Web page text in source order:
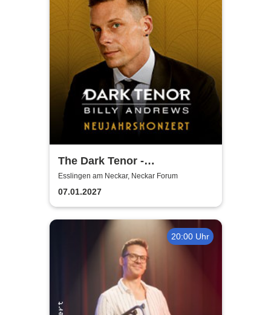
The Dark Tenor -
Neujahrskonzerte
Esslingen am Neckar, Neckar Forum
07.01.2027
20:00 Uhr